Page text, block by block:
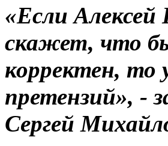
«Если
скажет, что
корректен, то
претензий», -
Сергей